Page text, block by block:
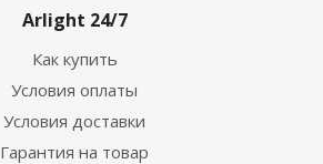
Arlight 24/7
Как купить
Условия оплаты
Условия доставки
Гарантия на товар